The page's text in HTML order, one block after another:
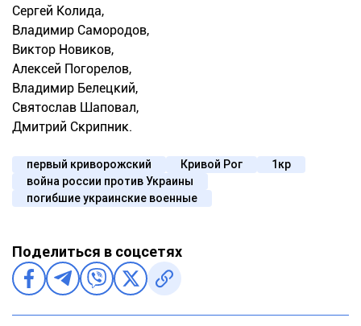
Сергей Колида,
Владимир Самородов,
Виктор Новиков,
Алексей Погорелов,
Владимир Белецкий,
Святослав Шаповал,
Дмитрий Скрипник.
первый криворожский Кривой Рог
1кр
война россии против Украины
погибшие украинские военные
Поделиться в соцсетях